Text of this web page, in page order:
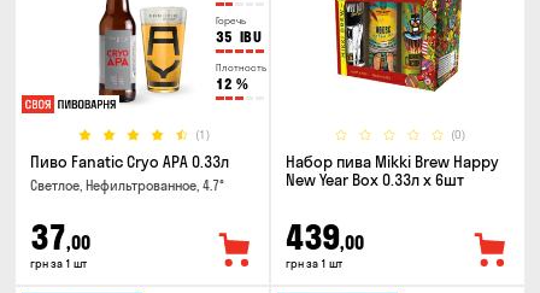
Горечь
35 IBU
Плотность
12 %
(1)
Пиво Fanatic Cryo APA 0.33л
Светлое, Нефильтрованное, 4.7°
37,00
грн за 1 шт
(0)
Набор пива Mikki Brew Happy
New Year Box 0.33л x 6шт
439,00
грн за 1 шт